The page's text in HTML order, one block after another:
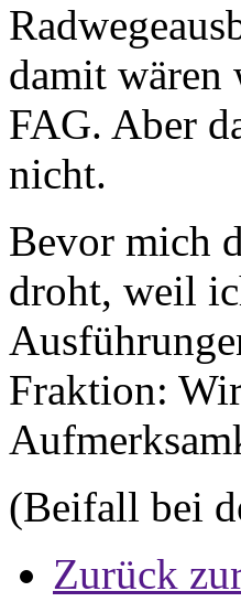
damit wären
FAG. Aber
nicht.
Bevor mich
droht, weil
Fraktion:
(Beifall bei
Zurück